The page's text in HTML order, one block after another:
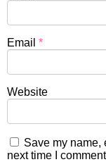
Email *
Website
Save my name,
next time I